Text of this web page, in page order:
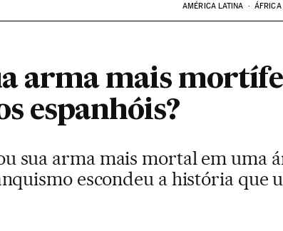
AMÉRICA LATINA ÁFRICA
arma mais
espanhóis?
sua arma mais mortal em uma
escondeu a história que